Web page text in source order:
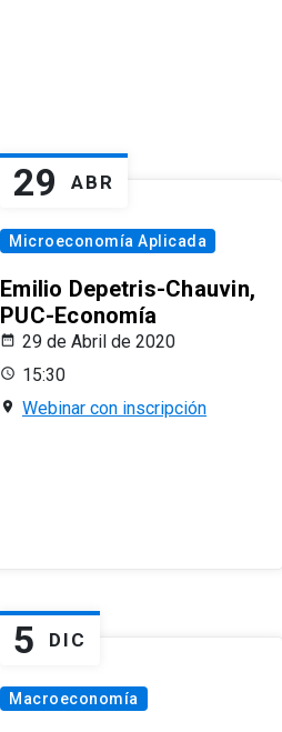
29 ABR
Microeconomía Aplicada
Emilio Depetris-Chauvin,
PUC-Economía
29 de Abril de 2020
15:30
Webinar con inscripción
5 DIC
Macroeconomía